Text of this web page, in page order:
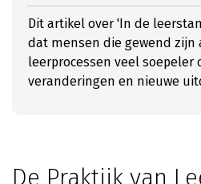
Dit artikel over 'In de
dat mensen die gewend zijn
leerprocessen veel soepeler
veranderingen en nieuwe
De Praktijk van